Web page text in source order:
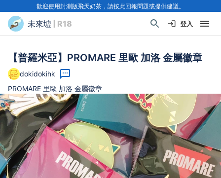
歡迎使用封測版飛天奶茶，請按此回報問題或提供建議。
未來墟 | R18 登入
【普羅米亞】PROMARE 里歐 加洛 金屬徽章
dokidokihk
PROMARE 里歐 加洛 金屬徽章